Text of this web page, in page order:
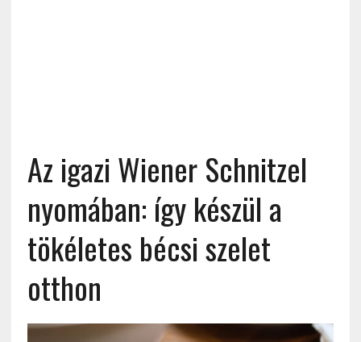
Az igazi Wiener Schnitzel
nyomában: így készül a
tökéletes bécsi szelet
otthon